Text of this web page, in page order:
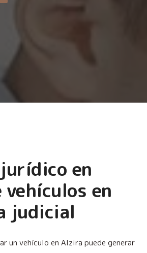
en
en
judicial
un vehículo en Alzira puede generar